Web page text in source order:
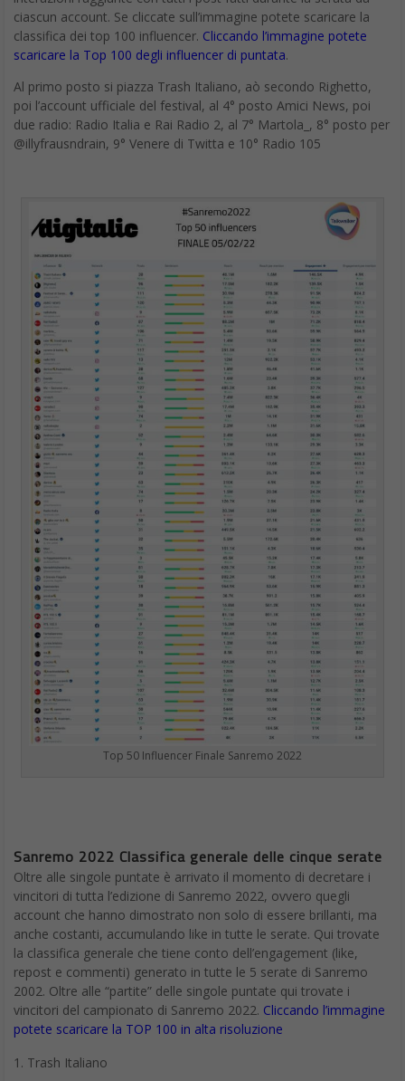
ciascun account. Se cliccate sull’immagine potete scaricare la
classifica dei top 100 influencer. Cliccando l’immagine potete
scaricare la Top 100 degli influencer di puntata.
Al primo posto si piazza Trash Italiano, aò secondo Righetto,
poi l’account ufficiale del festival, al 4° posto Amici News, poi
due radio: Radio Italia e Rai Radio 2, al 7° Martola_, 8° posto per
@illyfrausndrain, 9° Venere di Twitta e 10° Radio 105
Top 50 Influencer Finale Sanremo 2022
Sanremo 2022 Classifica generale delle cinque serate
Oltre alle singole puntate è arrivato il momento di decretare i
vincitori di tutta l’edizione di Sanremo 2022, ovvero quegli
account che hanno dimostrato non solo di essere brillanti, ma
anche costanti, accumulando like in tutte le serate. Qui trovate
la classifica generale che tiene conto dell’engagement (like,
repost e commenti) generato in tutte le 5 serate di Sanremo
2002. Oltre alle “partite” delle singole puntate qui trovate i
vincitori del campionato di Sanremo 2022. Cliccando l’immagine
potete scaricare la TOP 100 in alta risoluzione
Trash Italiano